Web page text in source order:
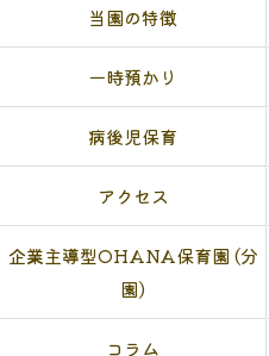
当園の特徴
一時預かり
病後児保育
アクセス
企業主導型OHANA保育園 (分
園)
コラム